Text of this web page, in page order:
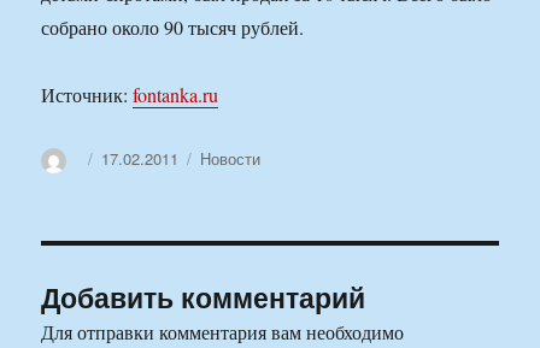
собрано около 90 тысяч рублей.
Источник:fontanka.ru
АвторОпубликовано
17.02.2011 Рубрики
Новости
Добавить комментарий
Для отправки комментария вам необходимо